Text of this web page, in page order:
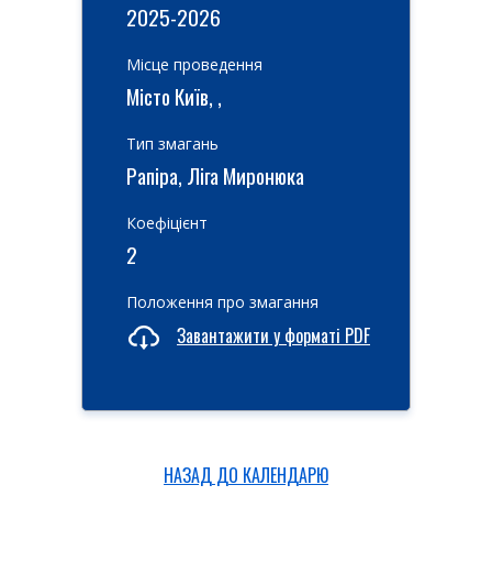
2025-2026
Місце проведення
Місто Київ, ,
Тип змагань
Рапіра, Ліга Миронюка
Коефіцієнт
2
Положення про змагання
Завантажити у форматі PDF
НАЗАД ДО КАЛЕНДАРЮ